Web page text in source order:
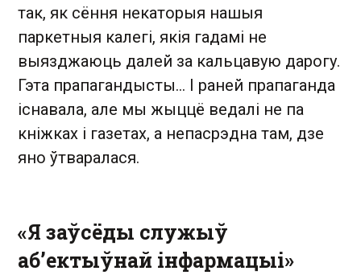
так, як сёння некаторыя нашыя
паркетныя калегі, якія гадамі не
выязджаюць далей за кальцавую дарогу.
Гэта прапагандысты… І раней прапаганда
існавала, але мы жыццё ведалі не па
кніжках і газетах, а непасрэдна там, дзе
яно ўтваралася.
«Я заўсёды служыў
аб’ектыўнай інфармацыі»